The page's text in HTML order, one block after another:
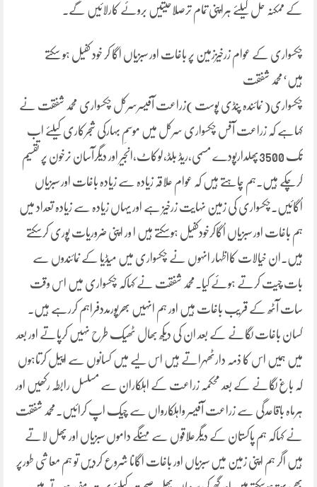
کے ممکنہ حل کیلئے ہراپنی تمام ترصلاحیتیں بروئے کارلائیں گے۔
چکسواری کے عوام زرخیززمین پر باغات اور سبزیاں اگا کر خود کفیل ہو سکتے
ہیں‘محمد شفقت
چکسواری( نمائندہ پنڈی پوست )زراعت آفیسرسرکل چکسواری محمد شفقت نے
کہاہے کہ زراعت آفس چکسواری سرکل میں موسمِ بہارکی شجرکاری کیلئے اب
تک 3500پھلدارپودے مسمی،ریڈ بلڈ،لوکاٹ،انجیر اور دیگرآسان نرخون پر تقسیم
کرچکے ہیں۔ہم چاہتے ہیں کہ عوام علاقہ زیادہ سے زیادہ باغات اور سبزیاں
اُگائیں۔چکسواری کی زمین نہایت زرخیز ہے اور یہاں زیادہ سے زیادہ تعداد میں
ہم باغات اور سبزیاں اُگاکرخودکفیل ہوسکتے ہیں ا ور اپنی ضروریات پوری کرسکتے
ہیں۔ان خیالات کااظہار انہوں نے چکسواری میں میڈیا کے نمائندوں سے
بات چیت کرتے ہوئے کیا۔محمد شفقت نے کہاکہ چکسواری میں اس وقت
سات آٹھ کے قریب باغات ہیں اور ہم انہیں بھرپورمددفراہم کررہے ہیں۔
کسان باغات لگانے کے بعد ان کی دیکھ بھال ٹھیک طرح نہیں کرپاتے اور بعد
میں ہمیں اس کا ذمہ دارٹھہراتے ہیں اس لیے میں کسانوں سے اپیل کرتاہوں
کہ باغ لگانے کے بعد محکمہ زراعت کے اہلکاران سے مسلسل رابطہ رکھیں اور
ہرماہ باقاعدگی سے زراعت آفیسر واہلکارواں سے چیک اپ کرائیں۔محمد شفقت
نے کہاکہ ہم پاکستان کے دیگرعلاقوں سے مہنگے داموں سبزیاں اور پھل لاتے
ہیں اگر ہم اپنی زمین میں سبزیاں اور باغات اگانا شروع کردیں تو ہم معاشی طورپر